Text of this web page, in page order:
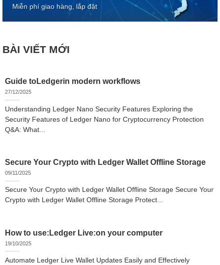
Miễn phí giao hàng, lắp đặt
BÀI VIẾT MỚI
Guide toLedgerin modern workflows
27/12/2025
Understanding Ledger Nano Security Features Exploring the
Security Features of Ledger Nano for Cryptocurrency Protection
Q&A: What...
Secure Your Crypto with Ledger Wallet Offline Storage
09/11/2025
Secure Your Crypto with Ledger Wallet Offline Storage Secure Your
Crypto with Ledger Wallet Offline Storage Protect...
How to use:Ledger Live:on your computer
19/10/2025
Automate Ledger Live Wallet Updates Easily and Effectively